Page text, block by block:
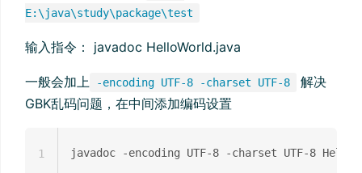
E:\java\study\package\test
输入指令： javadoc HelloWorld.java
一般会加上 -encoding UTF-8 -charset UTF-8
解决
GBK乱码问题，在中间添加编码设置
1